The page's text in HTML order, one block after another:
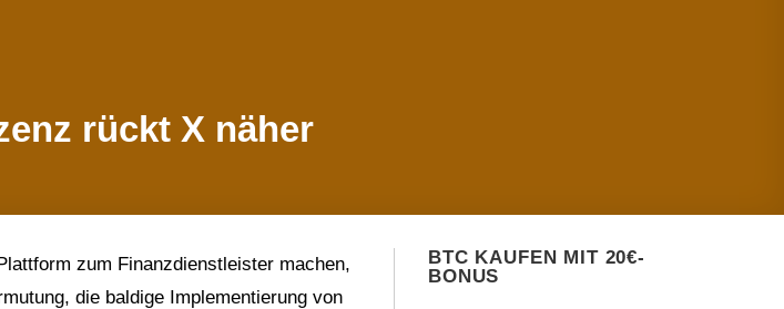
rückt X näher
zum Finanzdienstleister machen,
die baldige Implementierung von
BTC KAUFEN MIT 20€-
BONUS